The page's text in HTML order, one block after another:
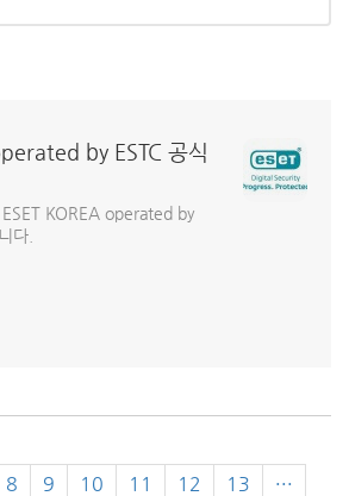
by ESTC 공식
KOREA operated by
다.
8 9 10 11 12 13
···